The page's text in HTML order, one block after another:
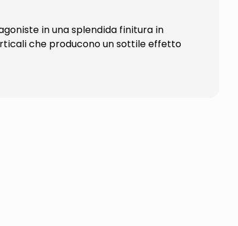
in una splendida finitura in
che producono un sottile effetto